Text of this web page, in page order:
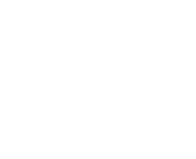
額をコントロールするこ